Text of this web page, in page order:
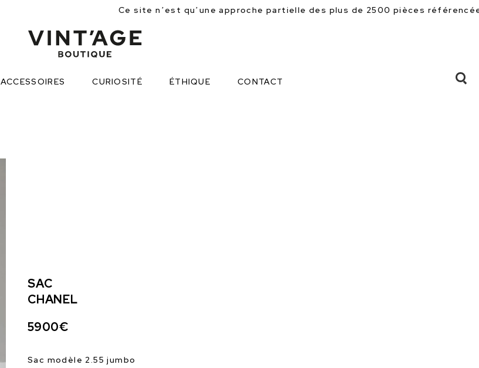
Ce site n’est qu’une approche partielle des plus de 2500 pièces référencées en magasin.
ACCESSOIRES CURIOSITÉ ÉTHIQUE CONTACT
SAC
CHANEL
5900€
Sac modèle 2.55 jumbo